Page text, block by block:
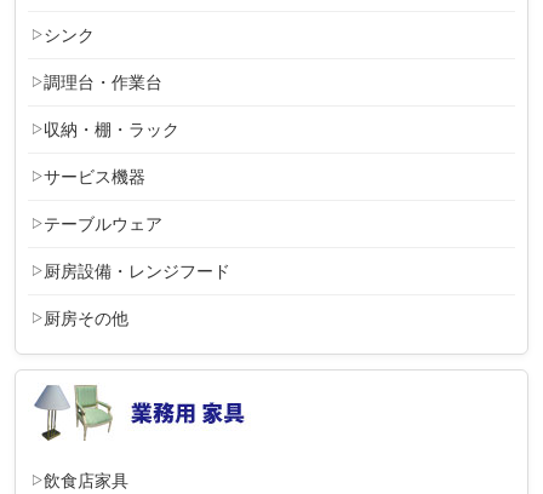
シンク
調理台・作業台
収納・棚・ラック
サービス機器
テーブルウェア
厨房設備・レンジフード
厨房その他
飲食店家具